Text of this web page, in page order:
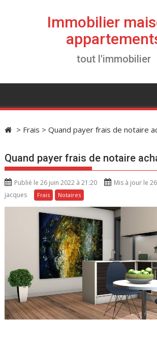
Immobilier
tout l'immobilier
> Frais >Quand payer frais de notaire
Quand payer frais de notaire
Publié le 26 juin 2022 à 21:20
Mis à jour le
jacques
Frais Notaires